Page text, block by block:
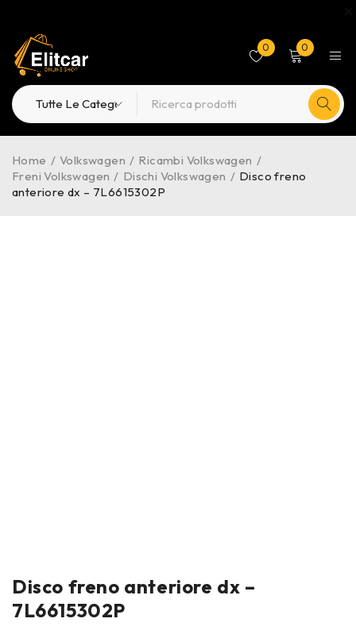
0 0
Home / Volkswagen / Ricambi Volkswagen /
Freni Volkswagen / Dischi Volkswagen / Disco freno
anteriore dx – 7L6615302P
Disco freno anteriore dx –
7L6615302P